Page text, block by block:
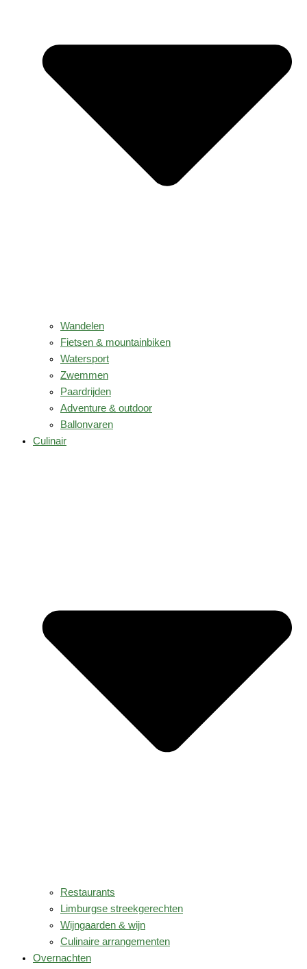
Wandelen
Fietsen & mountainbiken
Watersport
Zwemmen
Paardrijden
Adventure & outdoor
Ballonvaren
Culinair
Restaurants
Limburgse streekgerechten
Wijngaarden & wijn
Culinaire arrangementen
Overnachten